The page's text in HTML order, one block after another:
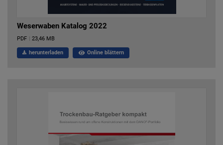
Weserwaben Katalog 2022
PDF | 23,46 MB
herunterladen Online blättern